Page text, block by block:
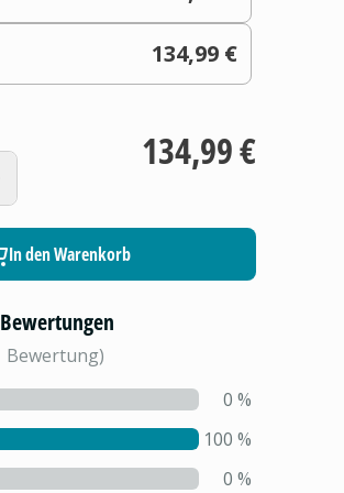
134,99 €
134,99 €
In den Warenkorb
Bewertungen
Bewertung)
0 %
100 %
0 %